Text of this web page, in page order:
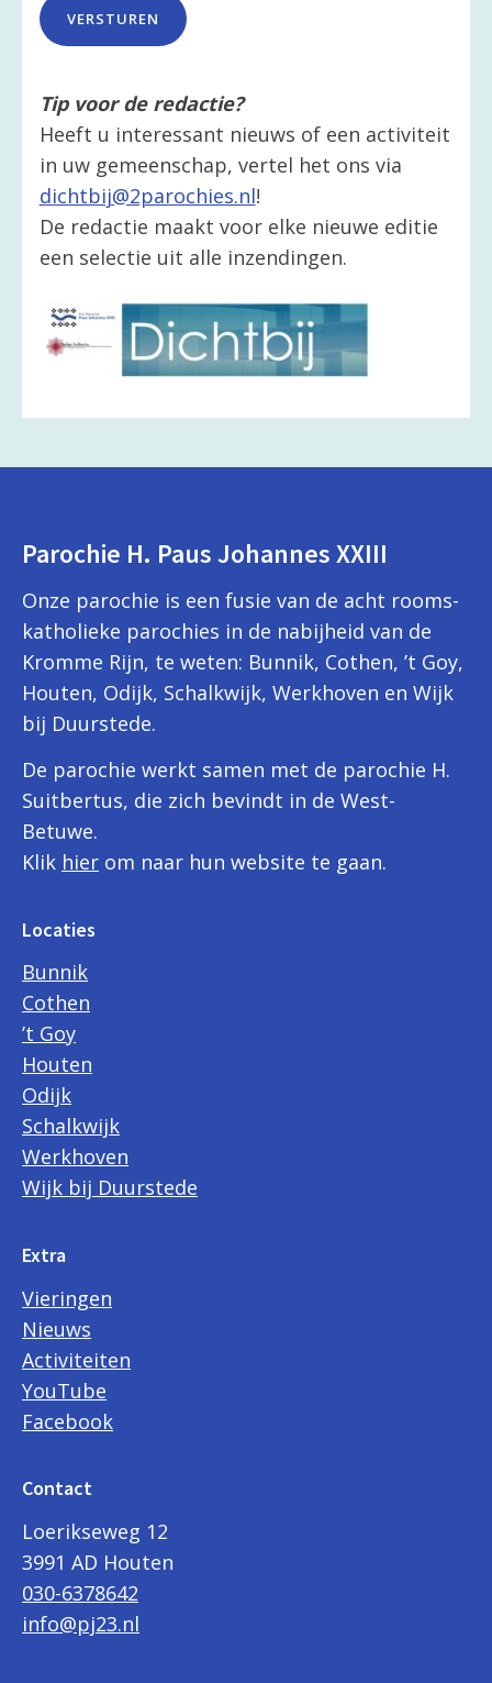
Tip voor de redactie?
Heeft u interessant nieuws of een activiteit
in uw gemeenschap, vertel het ons via
dichtbij@2parochies.nl!
De redactie maakt voor elke nieuwe editie
een selectie uit alle inzendingen.
Parochie H. Paus Johannes XXIII
Onze parochie is een fusie van de acht rooms-
katholieke parochies in de nabijheid van de
Kromme Rijn, te weten: Bunnik, Cothen, ’t Goy,
Houten, Odijk, Schalkwijk, Werkhoven en Wijk
bij Duurstede.
De parochie werkt samen met de parochie H.
Suitbertus, die zich bevindt in de West-
Betuwe.
Klik hier om naar hun website te gaan.
Locaties
Bunnik
Cothen
’t Goy
Houten
Odijk
Schalkwijk
Werkhoven
Wijk bij Duurstede
Extra
Vieringen
Nieuws
Activiteiten
YouTube
Facebook
Contact
Loerikseweg 12
3991 AD Houten
030-6378642
info@pj23.nl